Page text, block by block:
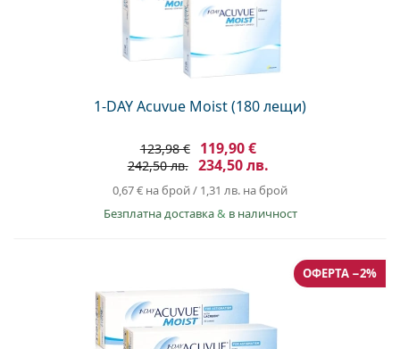
1-DAY Acuvue Moist (180 лещи)
123,98 € 119,90 €
242,50 лв. 234,50 лв.
0,67 € на брой/ 1,31 лв. на брой
Безплатна доставка& в наличност
ОФЕРТА −2%